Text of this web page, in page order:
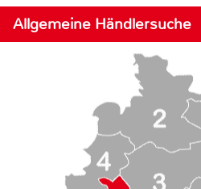
Allgemeine Händlersuche